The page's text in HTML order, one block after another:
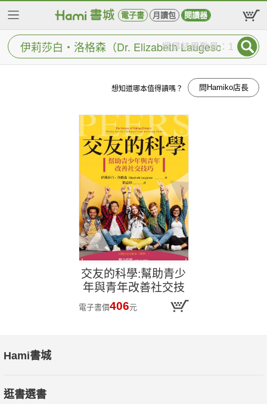
電子書 月讀包 閱讀器
搜尋結果數量：1
想知道哪本值得讀嗎？ 問Hamiko店長
交友的科學:幫助青少
年與青年改善社交技
巧
電子書價406元
Hami書城
逛書選書